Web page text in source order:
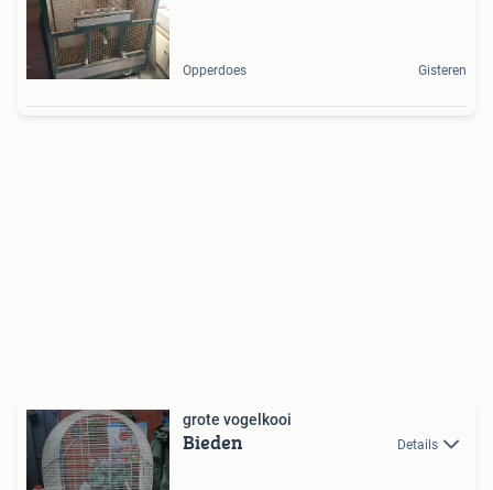
Opperdoes Gisteren
grote vogelkooi
Bieden Details